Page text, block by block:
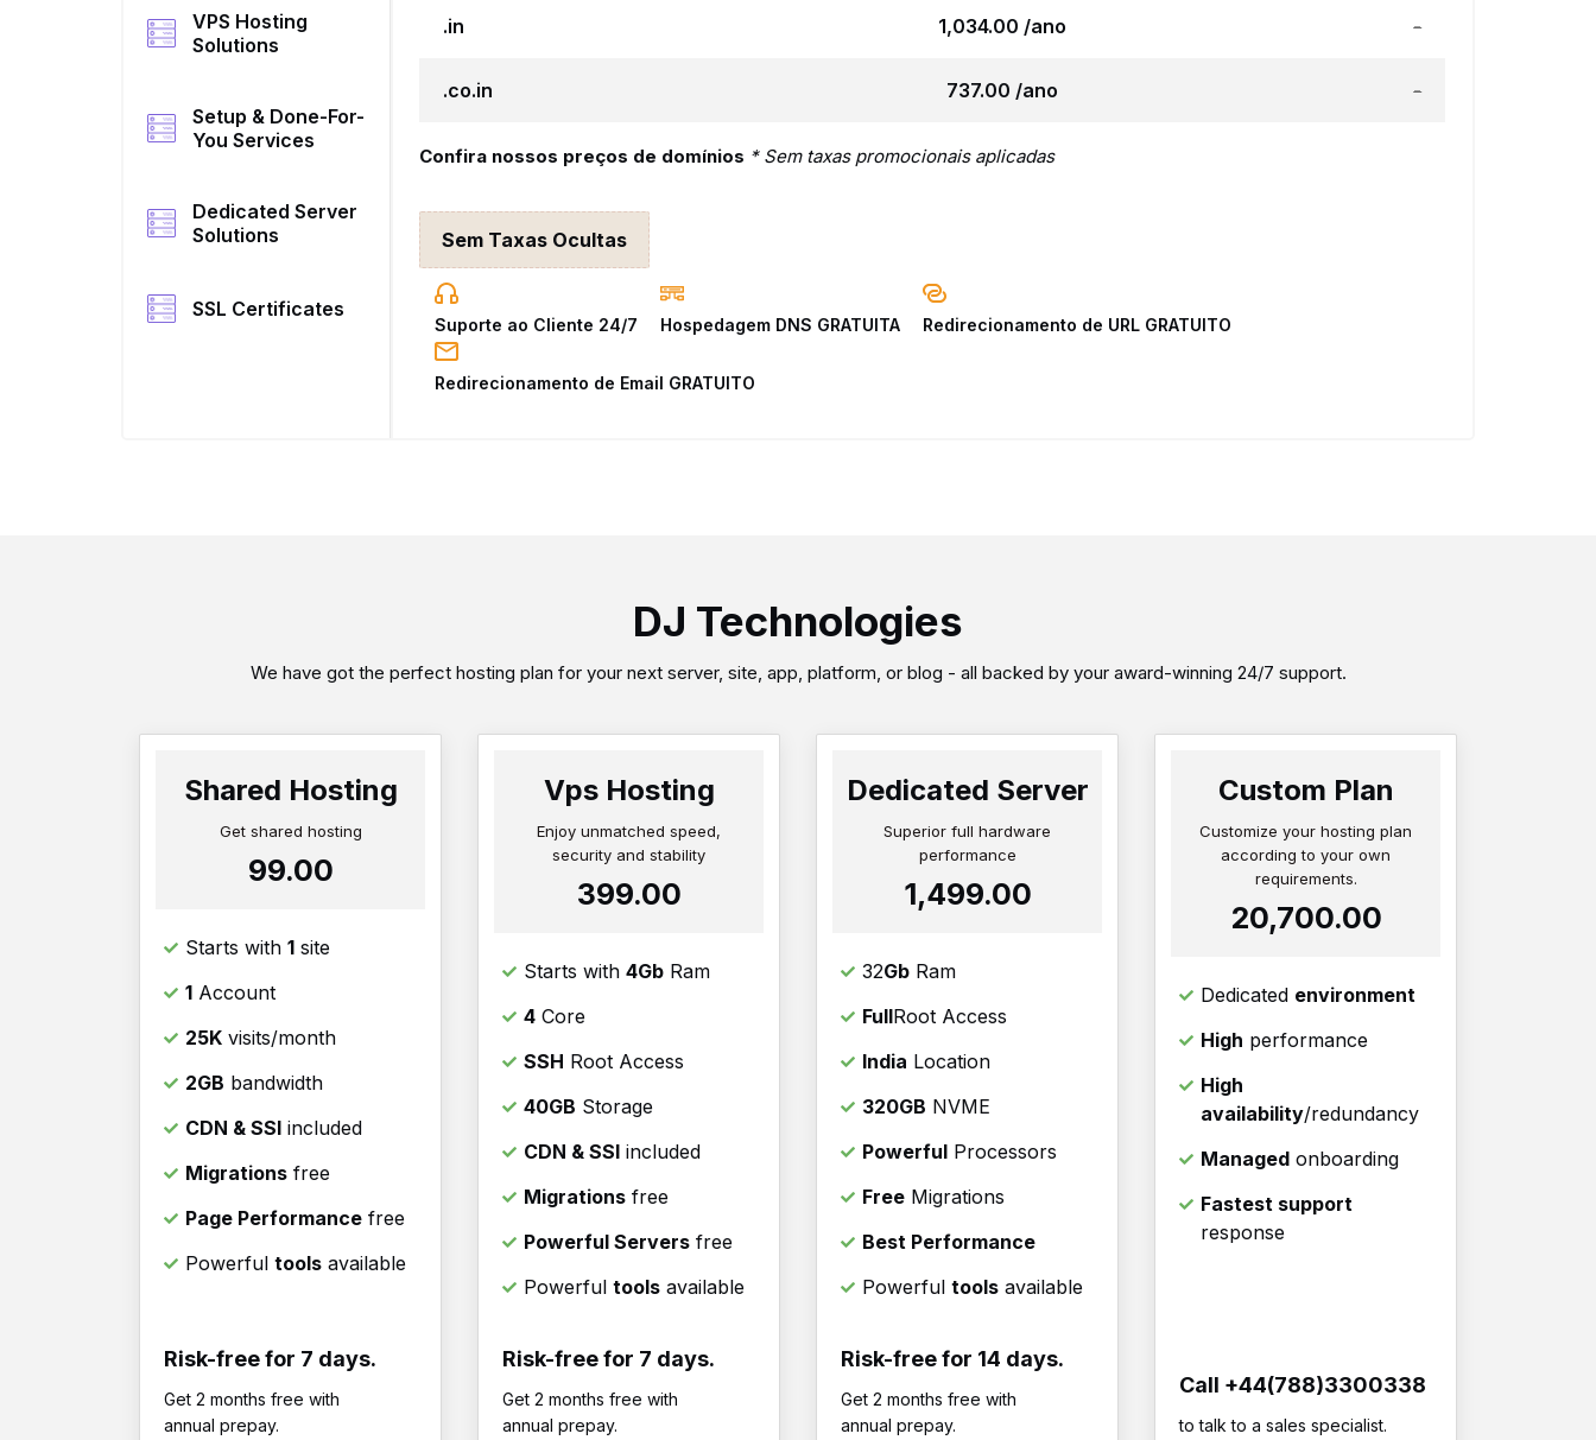
VPS Hosting
Solutions
Setup & Done-For-
You Services
Dedicated Server
Solutions
SSL Certificates
.in ₹1,034.00 /ano -
.co.in ₹737.00 /ano -
Confira nossos preços de domínios * Sem taxas promocionais aplicadas
Sem Taxas Ocultas
Suporte ao Cliente 24/7 Hospedagem DNS GRATUITA Redirecionamento de URL GRATUITO
Redirecionamento de Email GRATUITO
DJ Technologies
We have got the perfect hosting plan for your next server, site, app, platform, or blog - all backed by your award-winning 24/7 support.
Shared Hosting
Get shared hosting
₹99.00
Starts with 1 site
1 Account
25K visits/month
2GB bandwidth
CDN & SSl included
Migrations free
Page Performance free
Powerful tools available
Risk-free for 7 days.
Get 2 months free with
annual prepay.
Vps Hosting
Enjoy unmatched speed,
security and stability
₹399.00
Starts with 4Gb Ram
4 Core
SSH Root Access
40GB Storage
CDN & SSl included
Migrations free
Powerful Servers free
Powerful tools available
Risk-free for 7 days.
Get 2 months free with
annual prepay.
Dedicated Server
Superior full hardware
performance
₹1,499.00
32Gb Ram
FullRoot Access
India Location
320GB NVME
Powerful Processors
Free Migrations
Best Performance
Powerful tools available
Risk-free for 14 days.
Get 2 months free with
annual prepay.
Custom Plan
Customize your hosting plan
according to your own
requirements.
₹20,700.00
Dedicated environment
High performance
High
availability/redundancy
Managed onboarding
Fastest support
response
Call +44(788)3300338
to talk to a sales specialist.